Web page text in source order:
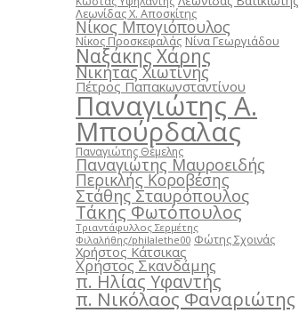
Λεωνίδας Χ. Αποσκίτης
Νίκος Μπογιόπουλος
Νίκος Προσκεφαλάς Νίνα Γεωργιάδου
Ναξάκης Χάρης
Νικήτας Χιωτίνης
Πέτρος Παπακωνσταντίνου
Παναγιώτης Α.
Μπούρδαλας
Παναγιώτης Θέμελης
Παναγιώτης Μαυροειδής
Περικλής Κοροβέσης
Στάθης Σταυρόπουλος
Τάκης Φωτόπουλος
Τριαντάφυλλος Σερμέτης
Φιλαλήθης/philalethe00 Φώτης Σχοινάς
Χρήστος Κάτσικας
Χρήστος Σκανδάμης
π. Ηλίας Υφαντής
π. Νικόλαος Φαναριώτης